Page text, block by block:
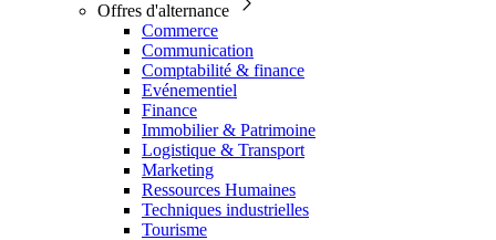
Offres d'alternance
Commerce
Communication
Comptabilité & finance
Evénementiel
Finance
Immobilier & Patrimoine
Logistique & Transport
Marketing
Ressources Humaines
Techniques industrielles
Tourisme